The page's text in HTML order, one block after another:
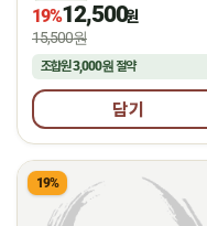
상온
19%12,500원
15,500원
조합원3,000원 절약
담기
19%